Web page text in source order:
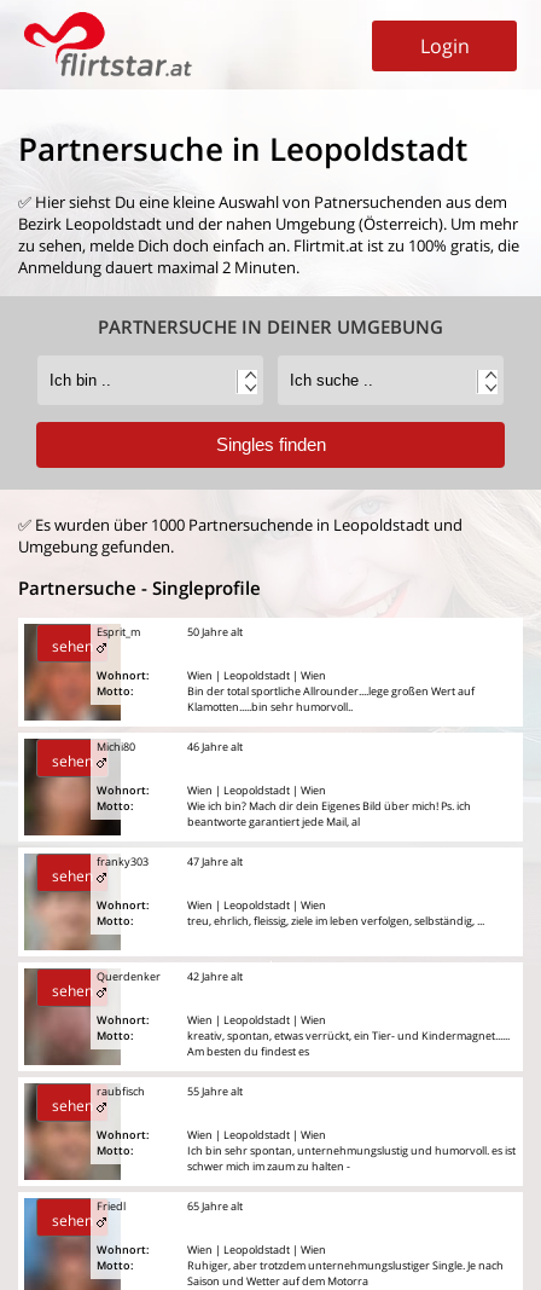
Login
Partnersuche in Leopoldstadt
✅ Hier siehst Du eine kleine Auswahl von Patnersuchenden aus dem
Bezirk Leopoldstadt und der nahen Umgebung (Österreich). Um mehr
zu sehen, melde Dich doch einfach an. Flirtmit.at ist zu 100% gratis, die
Anmeldung dauert maximal 2 Minuten.
PARTNERSUCHE IN DEINER UMGEBUNG
✅ Es wurden über 1000 Partnersuchende in Leopoldstadt und
Umgebung gefunden.
Partnersuche - Singleprofile
sehen
Esprit_m
Wohnort:
Motto:
50 Jahre alt
Wien | Leopoldstadt | Wien
Bin der total sportliche Allrounder....lege großen Wert auf
Klamotten.....bin sehr humorvoll..
sehen
Michi80
Wohnort:
Motto:
46 Jahre alt
Wien | Leopoldstadt | Wien
Wie ich bin? Mach dir dein Eigenes Bild über mich! Ps. ich
beantworte garantiert jede Mail, al
sehen
franky303
Wohnort:
Motto:
47 Jahre alt
Wien | Leopoldstadt | Wien
treu, ehrlich, fleissig, ziele im leben verfolgen, selbständig, ...
sehen
Querdenker
Wohnort:
Motto:
42 Jahre alt
Wien | Leopoldstadt | Wien
kreativ, spontan, etwas verrückt, ein Tier- und Kindermagnet......
Am besten du findest es
sehen
raubfisch
Wohnort:
Motto:
55 Jahre alt
Wien | Leopoldstadt | Wien
Ich bin sehr spontan, unternehmungslustig und humorvoll. es ist
schwer mich im zaum zu halten -
sehen
Friedl
Wohnort:
Motto:
65 Jahre alt
Wien | Leopoldstadt | Wien
Ruhiger, aber trotzdem unternehmungslustiger Single. Je nach
Saison und Wetter auf dem Motorra